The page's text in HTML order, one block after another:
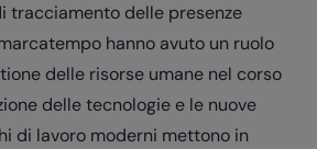
tracciamento delle presenze
hanno avuto un ruolo
delle risorse umane nel corso
delle tecnologie e le nuove
di lavoro moderni mettono in